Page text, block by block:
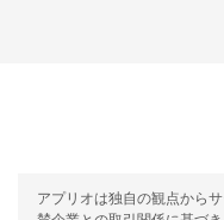
アプリオは独自の観点からサ